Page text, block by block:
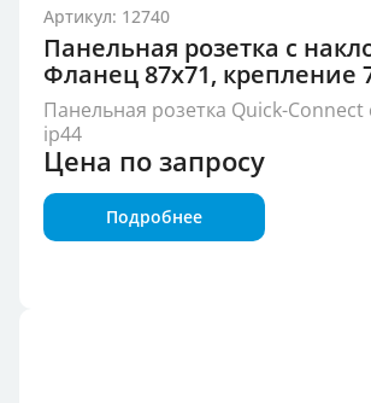
Артикул: 12740
Панельная розетка с
Фланец 87x71, крепление
Панельная розетка Quick-
ip44
Цена по запросу
Подробнее